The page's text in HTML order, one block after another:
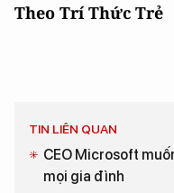
Theo Trí Thức Trẻ
TIN LIÊN QUAN
CEO Microsoft
mọi gia đình